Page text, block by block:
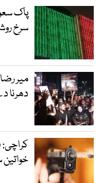
پاک
سرخ
میر
دھرنا
خواتین سمیت